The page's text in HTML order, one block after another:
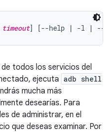
timeout] [--help | -l | --
todos los servicios del
ejecuta adb shell
mucha más
desearías. Para
de administrar, en el
que deseas examinar. Por